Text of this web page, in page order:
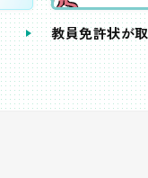
教員免許状が